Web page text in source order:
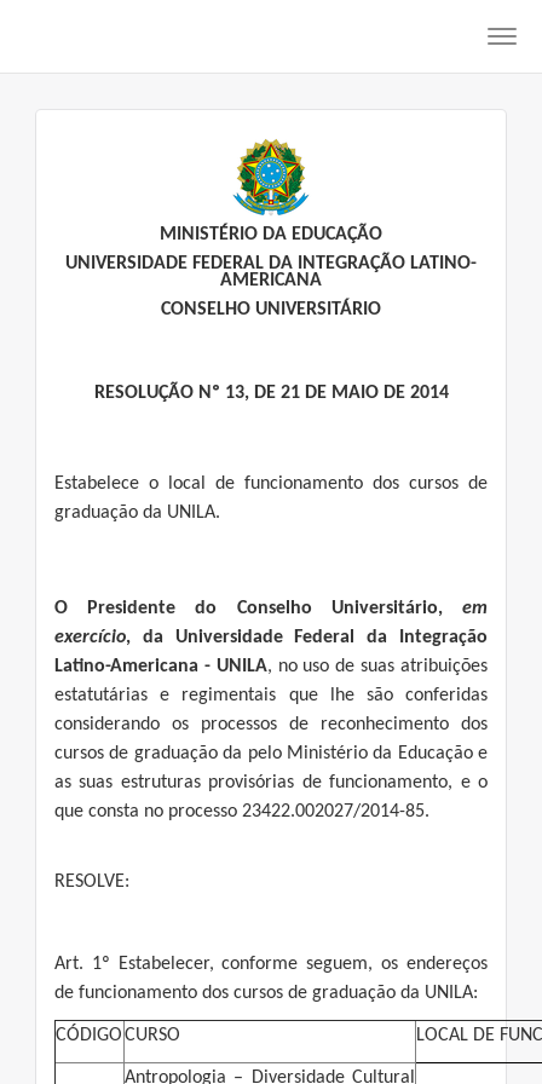
MINISTÉRIO DA EDUCAÇÃO
UNIVERSIDADE FEDERAL DA INTEGRAÇÃO LATINO-
AMERICANA
CONSELHO UNIVERSITÁRIO
RESOLUÇÃO Nº 13, DE 21 DE MAIO DE 2014
Estabelece o local de funcionamento dos cursos de
graduação da UNILA.
O Presidente do Conselho Universitário, em
exercício, da Universidade Federal da Integração
Latino-Americana - UNILA, no uso de suas atribuições
estatutárias e regimentais que lhe são conferidas
considerando os processos de reconhecimento dos
cursos de graduação da pelo Ministério da Educação e
as suas estruturas provisórias de funcionamento, e o
que consta no processo 23422.002027/2014-85.
RESOLVE:
Art. 1º Estabelecer, conforme seguem, os endereços
de funcionamento dos cursos de graduação da UNILA:
CÓDIGOCURSO LOCAL DE
Antropologia – Diversidade Cultural